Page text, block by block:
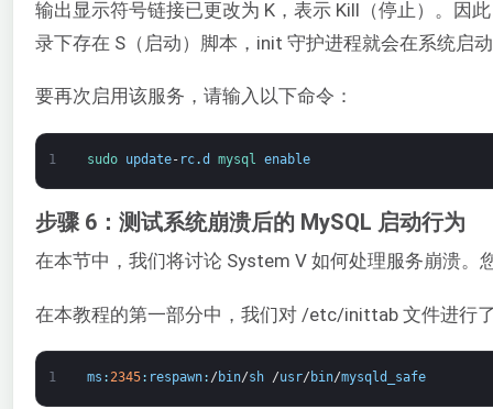
输出显示符号链接已更改为 K，表示 Kill（停止）。因
录下存在 S（启动）脚本，init 守护进程就会在系统启
要再次启用该服务，请输入以下命令：
1 sudo update- rc.d mysql enable
步骤 6：测试系统崩溃后的 MySQL 启动行为
在本节中，我们将讨论 System V 如何处理服务崩溃
在本教程的第一部分中，我们对 /etc/inittab 文件进行
1 ms :2345: respawn: / bin/sh /usr/ bin/mysqld_safe